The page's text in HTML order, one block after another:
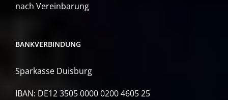
nach Vereinbarung
BANKVERBINDUNG
Sparkasse Duisburg
IBAN: DE12 3505 0000 0200 4605 25